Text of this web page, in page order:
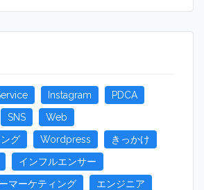
Instagram
PDCA
SNS
Web
グ
Wordpress
きっかけ
インフルエンサー
マーケティング
エンジニア